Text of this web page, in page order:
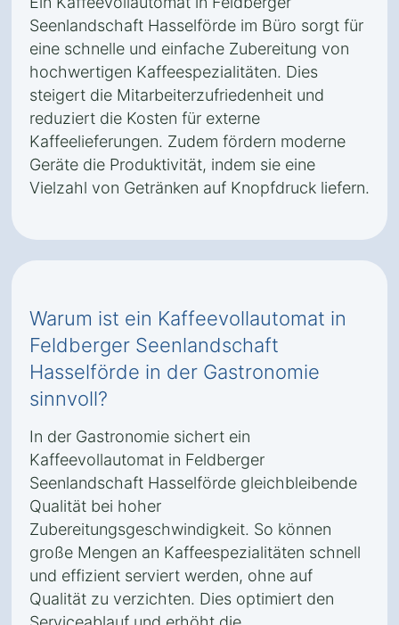
Seenlandschaft Hasselförde im Büro sorgt für
eine schnelle und einfache Zubereitung von
hochwertigen Kaffeespezialitäten. Dies
steigert die Mitarbeiterzufriedenheit und
reduziert die Kosten für externe
Kaffeelieferungen. Zudem fördern moderne
Geräte die Produktivität, indem sie eine
Vielzahl von Getränken auf Knopfdruck liefern.
Warum ist ein Kaffeevollautomat in
Feldberger Seenlandschaft
Hasselförde in der Gastronomie
sinnvoll?
In der Gastronomie sichert ein
Kaffeevollautomat in Feldberger
Seenlandschaft Hasselförde gleichbleibende
Qualität bei hoher
Zubereitungsgeschwindigkeit. So können
große Mengen an Kaffeespezialitäten schnell
und effizient serviert werden, ohne auf
Qualität zu verzichten. Dies optimiert den